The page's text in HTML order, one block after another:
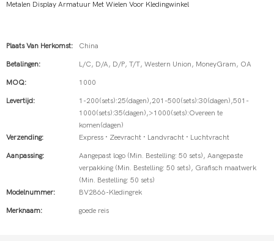
Metalen Display Armatuur Met Wielen Voor Kledingwinkel
Plaats Van Herkomst: China
Betalingen: L/C, D/A, D/P, T/T, Western Union, MoneyGram, OA
MOQ: 1000
Levertijd:
1-200(sets):25(dagen),201-500(sets):30(dagen),501-
1000(sets):35(dagen),>1000(sets):Overeen te
komen(dagen)
Verzending:
Express · Zeevracht · Landvracht · Luchtvracht
Aanpassing:
Aangepast logo (Min. Bestelling: 50 sets), Aangepaste
verpakking (Min. Bestelling: 50 sets), Grafisch maatwerk
(Min. Bestelling: 50 sets)
Modelnummer:
BV2866-Kledingrek
Merknaam: goede reis